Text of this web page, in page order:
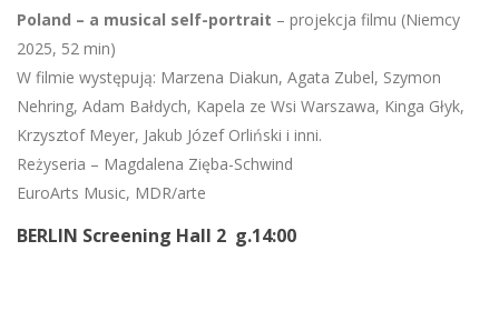
Poland – a musical self-portrait – projekcja filmu (Niemcy
2025, 52 min)
W filmie występują: Marzena Diakun, Agata Zubel, Szymon
Nehring, Adam Bałdych, Kapela ze Wsi Warszawa, Kinga Głyk,
Krzysztof Meyer, Jakub Józef Orliński i inni.
Reżyseria – Magdalena Zięba-Schwind
EuroArts Music, MDR/arte
BERLIN Screening Hall 2 g.14:00